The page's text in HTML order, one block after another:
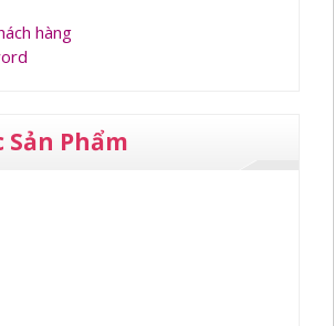
hàng
Sản Phẩm